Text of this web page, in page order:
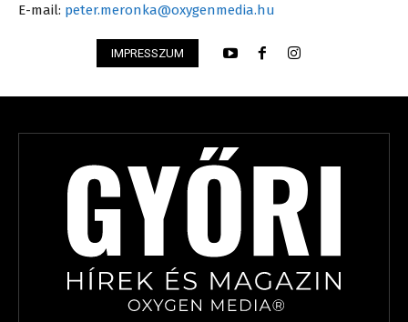
E-mail: peter.meronka@oxygenmedia.hu
IMPRESSZUM